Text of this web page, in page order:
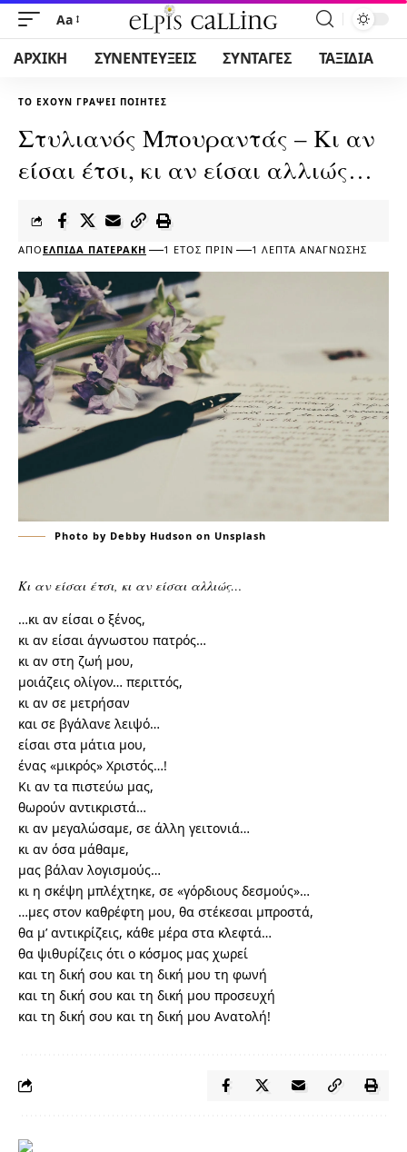
Aa
ΑΡΧΙΚΗ ΣΥΝΕΝΤΕΥΞΕΙΣ ΣΥΝΤΑΓΕΣ ΤΑΞΙΔΙΑ
ΤΟ ΈΧΟΥΝ ΓΡΆΨΕΙ ΠΟΙΗΤΈΣ
Στυλιανός Μπουραντάς – Κι αν
είσαι έτσι, κι αν είσαι αλλιώς…
ΑΠΌ ΕΛΠΊΔΑ ΠΑΤΕΡΆΚΗ 1 ΈΤΟΣ ΠΡΙΝ 1 ΛΕΠΤΆ ΑΝΆΓΝΩΣΗΣ
Photo by Debby Hudson on Unsplash
Κι αν είσαι έτσι, κι αν είσαι αλλιώς…
…κι αν είσαι ο ξένος,
κι αν είσαι άγνωστου πατρός…
κι αν στη ζωή μου,
μοιάζεις ολίγον… περιττός,
κι αν σε μετρήσαν
και σε βγάλανε λειψό…
είσαι στα μάτια μου,
ένας «μικρός» Χριστός…!
Κι αν τα πιστεύω μας,
θωρούν αντικριστά…
κι αν μεγαλώσαμε, σε άλλη γειτονιά…
κι αν όσα μάθαμε,
μας βάλαν λογισμούς…
κι η σκέψη μπλέχτηκε, σε «γόρδιους δεσμούς»…
…μες στον καθρέφτη μου, θα στέκεσαι μπροστά,
θα μ’ αντικρίζεις, κάθε μέρα στα κλεφτά…
θα ψιθυρίζεις ότι ο κόσμος μας χωρεί
και τη δική σου και τη δική μου τη φωνή
και τη δική σου και τη δική μου προσευχή
και τη δική σου και τη δική μου Ανατολή!